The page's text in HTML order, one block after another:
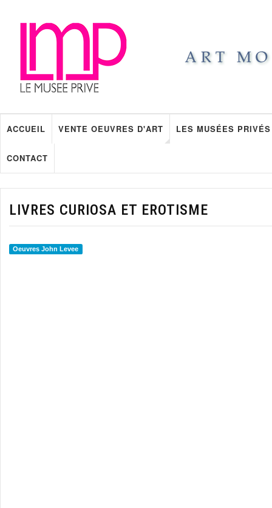
ACCUEIL VENTE OEUVRES D'ART LES MUSÉES PRIVÉS
CONTACT
LIVRES CURIOSA ET EROTISME
Oeuvres John Levee